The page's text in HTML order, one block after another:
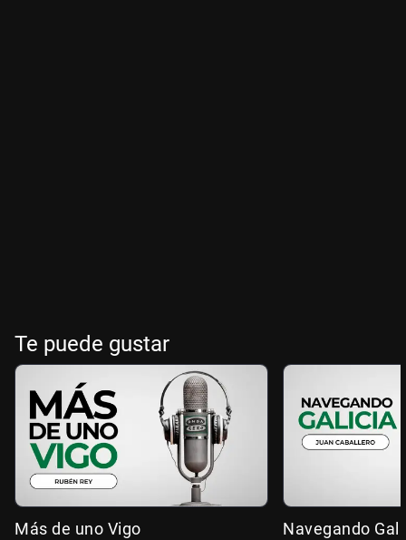
Te puede gustar
Más de uno Vigo Navegando